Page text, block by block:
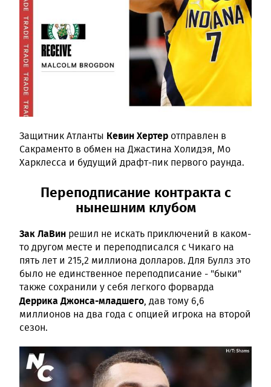
Защитник Атланты Кевин Хертер отправлен в
Сакраменто в обмен на Джастина Холидэя, Мо
Харклесса и будущий драфт-пик первого раунда.
Переподписание контракта с
нынешним клубом
Зак ЛаВин решил не искать приключений в каком-
то другом месте и переподписался с Чикаго на
пять лет и 215,2 миллиона долларов. Для Буллз это
было не единственное переподписание - "быки"
также сохранили у себя легкого форварда
Деррика Джонса-младшего, дав тому 6,6
миллионов на два года с опцией игрока на второй
сезон.